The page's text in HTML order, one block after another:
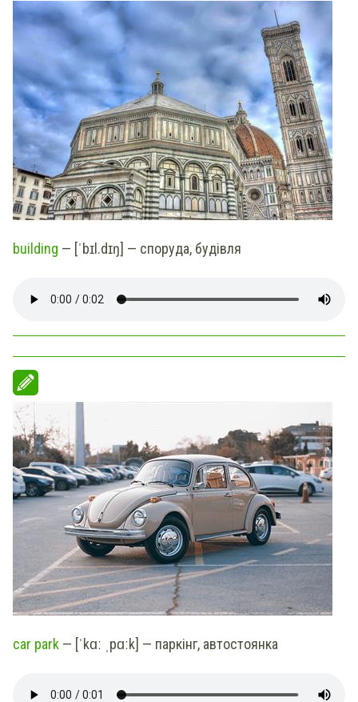
building — [ˈbɪl.dɪŋ] — споруда, будівля
car park — [ˈkɑː ˌpɑːk] — паркінг, автостоянка